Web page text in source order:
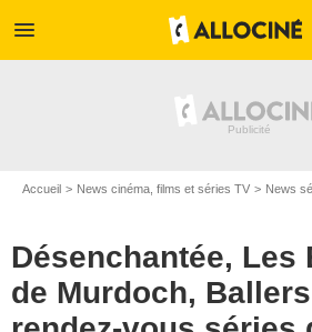
menu
Accueil News cinéma, films et séries TV News
Désenchantée, Les
de Murdoch,